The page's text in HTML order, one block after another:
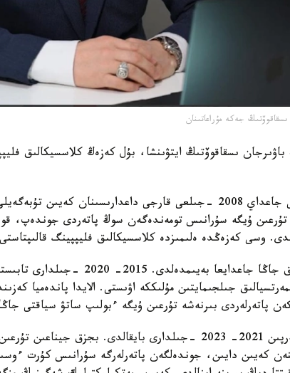
جەكە مۇراعاتىنان
ىسقاقوۆتىڭ ايتۋىنشا، بۇل كەزەڭ كلاسسيكالىق
- نارىقتاعى جاعداي 2008 -جىلعى قارجى داعدارىسىنان
ۇيگە سۇرانىس تومەندەگەن سوڭ پاتەردى جوندەپ،
وسى كەزەڭدە ەلىمىزدە كلاسسيكالىق فليپپينگ
كەيىن نارىق جاڭا جاعدايعا
جىلجىمايتىن مۇلىككە اۋىستى. الايدا پاندەميا
پاتەرلەردى بىرنەشە تۇرعىن ۇيگە ءبولىپ ساتۋ سياقتى
كەلەسى سەرپىن 2021- 2023 -جىلدارى بايقالدى. بجزق
كەيىن دايىن، جوندەلگەن پاتەرلەرگە سۇرانىس كۇرت